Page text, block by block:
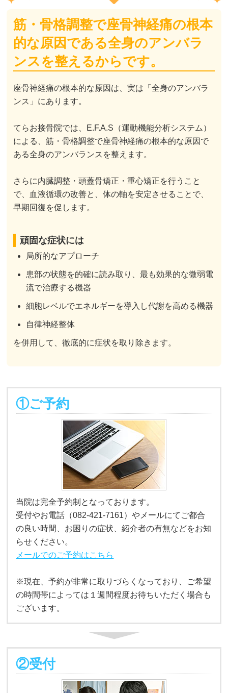
筋・骨格調整で座骨神経痛の根本
的な原因である全身のアンバラ
ンスを整えるからです。
座骨神経痛の根本的な原因は、実は「全身のアンバラ
ンス」にあります。
てらお接骨院では、E.F.A.S（運動機能分析システム）
による、筋・骨格調整で座骨神経痛の根本的な原因で
ある全身のアンバランスを整えます。
さらに内臓調整・頭蓋骨矯正・重心矯正を行うこと
で、血液循環の改善と、体の軸を安定させることで、
早期回復を促します。
頑固な症状には
局所的なアプローチ
患部の状態を的確に読み取り、最も効果的な微弱電
流で治療する機器
細胞レベルでエネルギーを導入し代謝を高める機器
自律神経整体
を併用して、徹底的に症状を取り除きます。
①ご予約
当院は完全予約制となっております。
受付やお電話（082-421-7161）やメールにてご都合
の良い時間、お困りの症状、紹介者の有無などをお知
らせください。
メールでのご予約はこちら
※現在、予約が非常に取りづらくなっており、ご希望
の時間帯によっては１週間程度お待ちいただく場合も
ございます。
②受付